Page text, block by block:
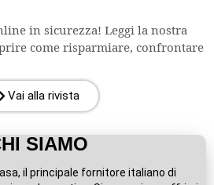
in sicurezza! Leggi la nostra
come risparmiare, confrontare
Vai alla rivista
SIAMO
il principale fornitore italiano di